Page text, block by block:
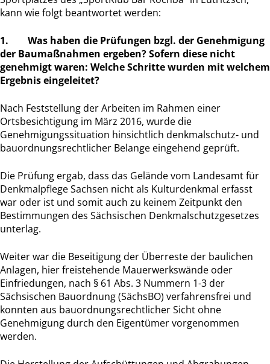
kann wie folgt beantwortet werden:
1. Was haben die Prüfungen bzgl. der Genehmigung
der Baumaßnahmen ergeben? Sofern diese nicht
genehmigt waren: Welche Schritte wurden mit welchem
Ergebnis eingeleitet?
Nach Feststellung der Arbeiten im Rahmen einer
Ortsbesichtigung im März 2016, wurde die
Genehmigungssituation hinsichtlich denkmalschutz- und
bauordnungsrechtlicher Belange eingehend geprüft.
Die Prüfung ergab, dass das Gelände vom Landesamt für
Denkmalpflege Sachsen nicht als Kulturdenkmal erfasst
war oder ist und somit auch zu keinem Zeitpunkt den
Bestimmungen des Sächsischen Denkmalschutzgesetzes
unterlag.
Weiter war die Beseitigung der Überreste der baulichen
Anlagen, hier freistehende Mauerwerkswände oder
Einfriedungen, nach § 61 Abs. 3 Nummern 1-3 der
Sächsischen Bauordnung (SächsBO) verfahrensfrei und
konnten aus bauordnungsrechtlicher Sicht ohne
Genehmigung durch den Eigentümer vorgenommen
werden.